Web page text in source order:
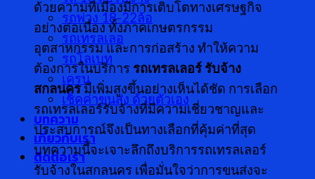
รถพ่วง 18-22ล้อ
รถเทรลเลอ
รถโลเบท
เครน
เช็คค่าขนส่ง ด้วยตัวเอง
บทความ
เกี่ยวกับเรา
ติดต่อเรา
ด้วยความที่เมืองมีการเติบโตทางเศรษฐกิจ
อย่างต่อเนื่อง ทั้งภาคเกษตรกรรม
อุตสาหกรรม และการก่อสร้าง ทำให้ความ
ต้องการในบริการ รถเทรลเลอร์ รับจ้าง
สกลนครมีเพิ่มสูงขึ้นอย่างเห็นได้ชัด การเลือก
รถเทรลเลอร์รับจ้างที่มีความเชี่ยวชาญและ
ประสบการณ์จึงเป็นทางเลือกที่คุ้มค่าที่สุด
บทความนี้จะเจาะลึกถึงบริการรถเทรลเลอร์
รับจ้างในสกลนคร เพื่อมั่นใจว่าการขนส่งจะ